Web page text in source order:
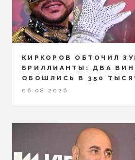
КИРКОРОВ ОБТОЧИЛ
БРИЛЛИАНТЫ: ДВА
ОБОШЛИСЬ В 350
06.08.2026